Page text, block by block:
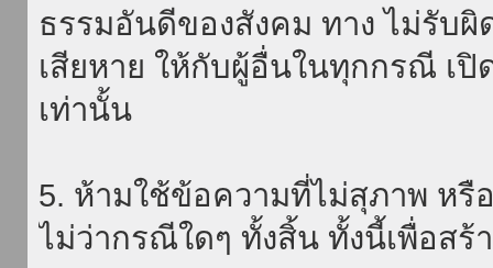
ธรรมอันดีของสังคม ทาง ไม่รับ
เสียหาย ให้กับผู้อื่นในทุกกรณี เปิ
เท่านั้น
5. ห้ามใช้ข้อความที่ไม่สุภาพ หรื
ไม่ว่ากรณีใดๆ ทั้งสิ้น ทั้งนี้เพื่อสร้